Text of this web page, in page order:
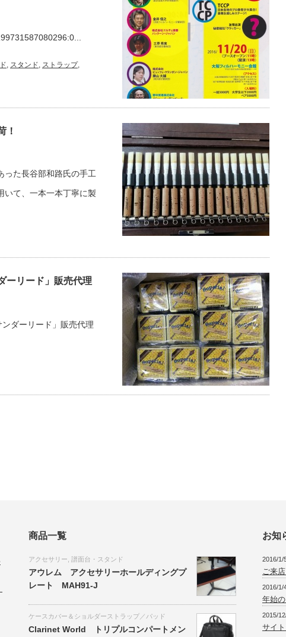
, スタンド, ストラップ,
！
った長谷部和路氏の手工
いて、一本一本丁寧に製
ーリード」販売代理
ダーリード」販売代理
商品一覧
アクセサリー 譜面台・スタンド
アウレム アクセサリーホールディングプ
レート MAH91-J
ケースカバー＆ショルダーストラップ／パッド
Clarinet World トリプルコンパートメン
お知
2016/1/
ご来
2016/1/
年始
2015/
サイ